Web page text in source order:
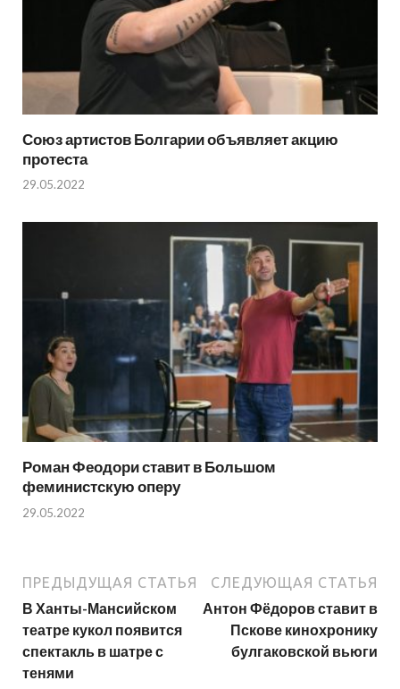
Союз артистов Болгарии объявляет акцию
протеста
29.05.2022
Роман Феодори ставит в Большом
феминистскую оперу
29.05.2022
ПРЕДЫДУЩАЯ СТАТЬЯ
В Ханты-Мансийском
театре кукол появится
спектакль в шатре с
тенями
СЛЕДУЮЩАЯ СТАТЬЯ
Антон Фёдоров ставит в
Пскове кинохронику
булгаковской вьюги